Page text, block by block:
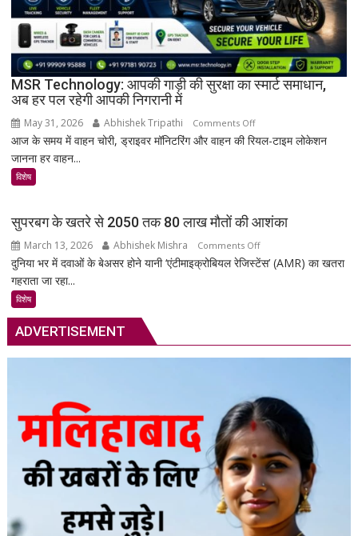
तालपत्र
पांडुलिपि
सहित
38
दुर्लभ
MSR Technology: आपकी गाड़ी की सुरक्षा का स्मार्ट समाधान,
अब हर पल रहेगी आपकी निगरानी में
May 31, 2026 Abhishek Tripathi Comments Offon
MSR
सुरक्षा
का
स्मार्ट
में
आज के समय में वाहन चोरी, ड्राइवर मॉनिटरिंग और वाहन की रियल-टाइम लोकेशन
जानना हर वाहन...
विशेष
सुपरबग के खतरे से 2050 तक 80 लाख मौतों की आशंका
March 13, 2026 Abhishek Mishra Comments Offon
सुपरबग
मौतों
की
आशंका
दुनिया भर में दवाओं के बेअसर होने यानी ‘एंटीमाइक्रोबियल रेजिस्टेंस’ (AMR) का खतरा
गहराता जा रहा...
विशेष
ADVERTISEMENT